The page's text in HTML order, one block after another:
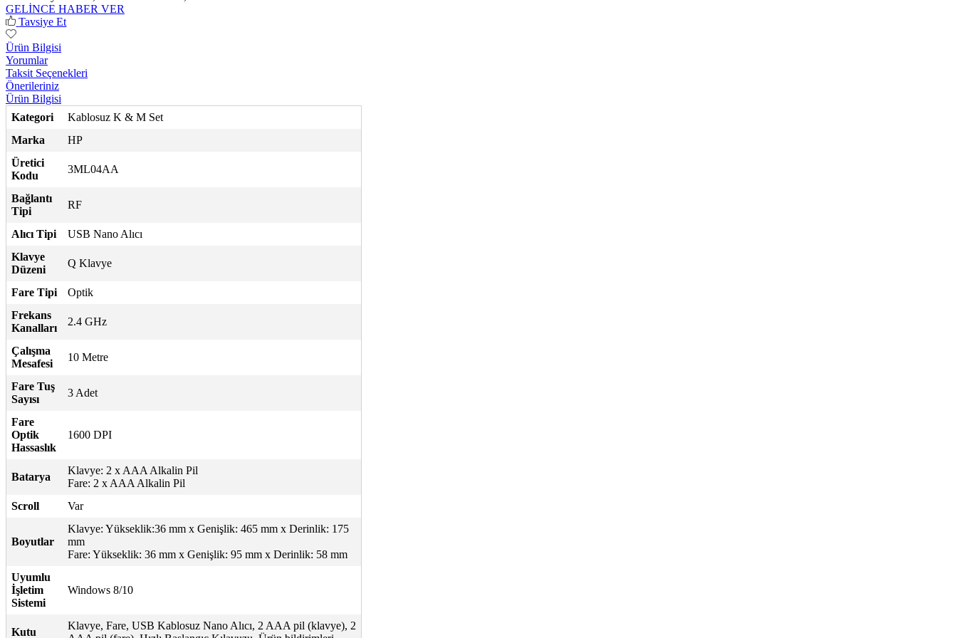
GELİNCE HABER VER
Tavsiye Et
Ürün Bilgisi
Yorumlar
Taksit Seçenekleri
Önerileriniz
Ürün Bilgisi
Kategori
Kablosuz K & M Set
Marka
HP
Üretici
Kodu
3ML04AA
Bağlantı
Tipi
RF
Alıcı Tipi
USB Nano Alıcı
Klavye
Düzeni
Q Klavye
Fare Tipi
Optik
Frekans
Kanalları
2.4 GHz
Çalışma
Mesafesi
10 Metre
Fare Tuş
Sayısı
3 Adet
Fare
Optik
Hassaslık
1600 DPI
Batarya
Klavye: 2 x AAA Alkalin Pil
Fare: 2 x AAA Alkalin Pil
Scroll
Var
Boyutlar
Klavye: Yükseklik:36 mm x Genişlik: 465 mm x Derinlik: 175
mm
Fare: Yükseklik: 36 mm x Genişlik: 95 mm x Derinlik: 58 mm
Uyumlu
İşletim
Sistemi
Windows 8/10
Kutu
Klavye, Fare, USB Kablosuz Nano Alıcı, 2 AAA pil (klavye), 2